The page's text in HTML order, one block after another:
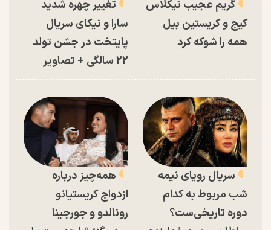
گریم عجیب نیکلاس
کیج و کریستین بیل
همه را شوکه کرد
تغییر چهره شدید
سارا و نیکای سریال
پایتخت در جشن تولد
۲۲ سالگی + تصاویر
سریال رویای نیمه
شب مربوط به کدام
دوره تاریخی‌ست؟
همه‌چیز درباره
ازدواج کریستیانو
رونالدو و جورجینا